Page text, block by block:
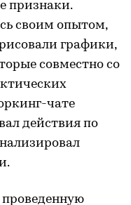
признаки.
своим опытом,
графики,
совместно со
чате
действия по